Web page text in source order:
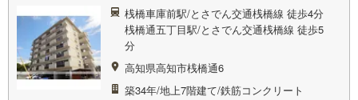
桟橋車庫前駅/とさでん交通桟橋線 徒歩4分
桟橋通五丁目駅/とさでん交通桟橋線 徒歩5
分
高知県高知市桟橋通6
築34年/地上7階建て/鉄筋コンクリート